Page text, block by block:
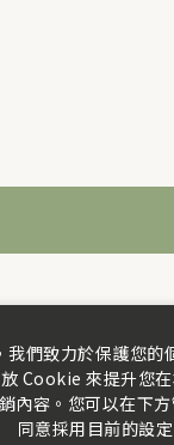
們致力於保護您的
Cookie 來提升您
內容。您可以在下
同意採用目前的設定